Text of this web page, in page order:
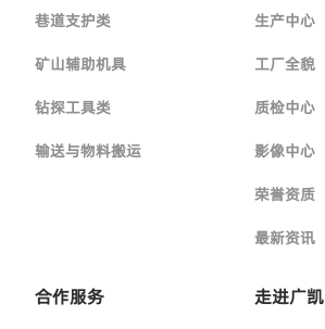
巷道支护类
矿山辅助机具
钻探工具类
输送与物料搬运
生产中心
工厂全貌
质检中心
影像中心
荣誉资质
最新资讯
合作服务 走进广凯